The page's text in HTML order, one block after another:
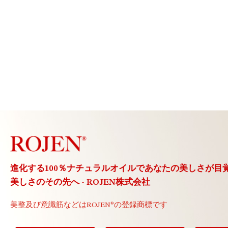
進化する100％ナチュラルオイルであなたの美しさが目
美しさのその先へ - ROJEN株式会社
美整及び意識筋などはROJEN®の登録商標です